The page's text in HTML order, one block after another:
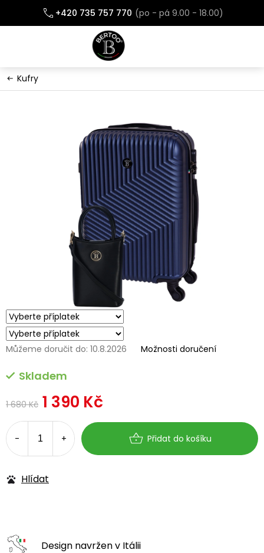
obsah
+420 735 757 770
Kufry
1 680 Kč 1 390 Kč
cena:
Skladem
Můžeme doručit do: 10.8.2026 Možnosti doručení
Přidat do košíku
Hlídat
Design navrženv Itálii